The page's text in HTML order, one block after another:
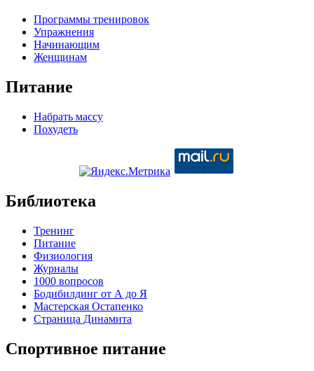
Программы тренировок
Упражнения
Начинающим
Женщинам
Питание
Набрать массу
Похудеть
Библиотека
Тренинг
Питание
Физиология
Журналы
1000 вопросов
Бодибилдинг от А до Я
Мастерская Остапенко
Страница Динамита
Спортивное питание